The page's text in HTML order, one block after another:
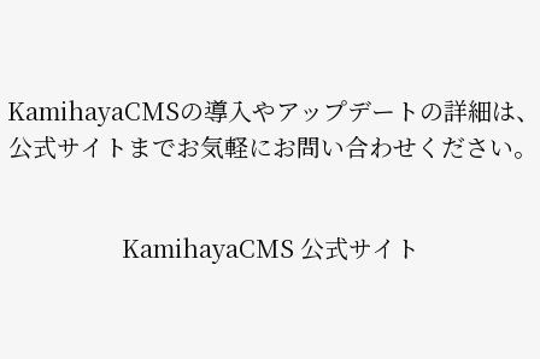
KamihayaCMSの導入やアップデートの詳細は、
公式サイトまでお気軽にお問い合わせください。
KamihayaCMS 公式サイト